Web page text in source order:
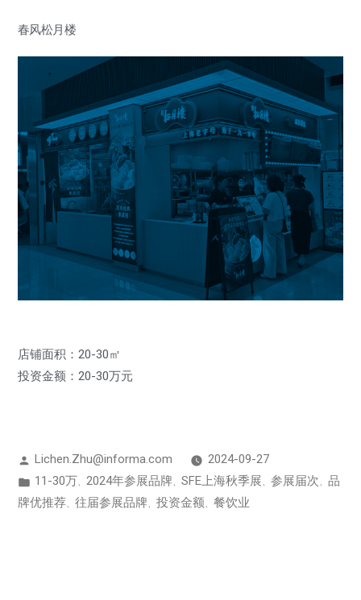
春风松月楼
店铺面积：20-30㎡
投资金额：20-30万元
Lichen.Zhu@informa.com
2024-09-27
11-30万、2024年参展品牌、SFE上海秋季展、参展届次、品
牌优推荐、 往届参展品牌、 投资金额、 餐饮业